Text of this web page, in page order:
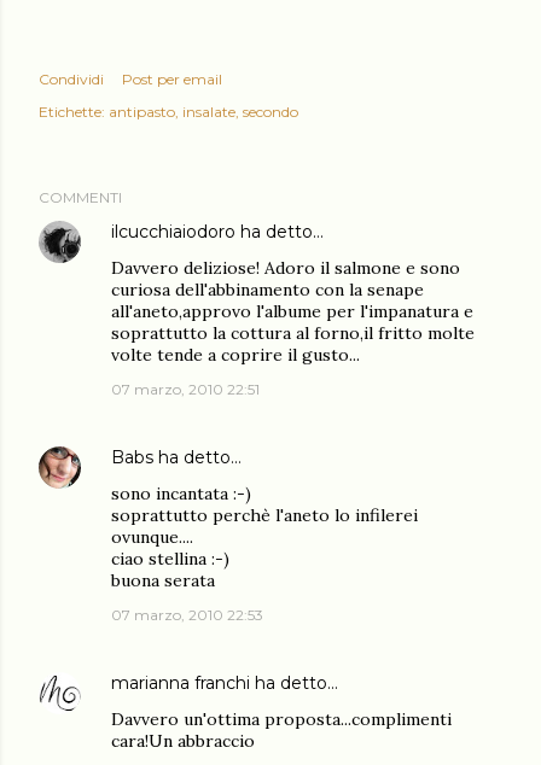
Condividi
Post per email
Etichette: antipasto insalate secondo
COMMENTI
ilcucchiaiodoro ha detto…
Davvero deliziose! Adoro il salmone e sono
curiosa dell'abbinamento con la senape
all'aneto,approvo l'albume per l'impanatura e
soprattutto la cottura al forno,il fritto molte
volte tende a coprire il gusto...
07 marzo, 2010 22:51
Babs ha detto…
sono incantata :-)
soprattutto perchè l'aneto lo infilerei
ovunque....
ciao stellina :-)
buona serata
07 marzo, 2010 22:53
marianna franchi ha detto…
Davvero un'ottima proposta...complimenti
cara!Un abbraccio